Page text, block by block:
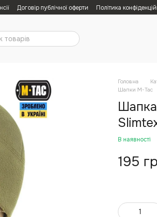
Договір публічної оферти Політика
Головна
Шапки M-Tac
В наявності
195